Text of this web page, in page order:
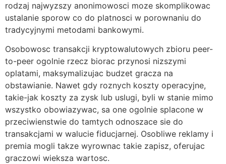
rodzaj najwyzszy anonimowosci moze skomplikowac
ustalanie sporow co do platnosci w porownaniu do
tradycyjnymi metodami bankowymi.
Osobowosc transakcji kryptowalutowych zbioru peer-
to-peer ogolnie rzecz biorac przynosi nizszymi
oplatami, maksymalizujac budzet gracza na
obstawianie. Nawet gdy roznych koszty operacyjne,
takie-jak koszty za zysk lub uslugi, byli w stanie mimo
wszystko obowiazywac, sa one ogolnie splacone w
przeciwienstwie do tamtych odnoszace sie do
transakcjami w walucie fiducjarnej. Osobliwe reklamy i
premia mogli takze wyrownac takie zapisz, oferujac
graczowi wieksza wartosc.